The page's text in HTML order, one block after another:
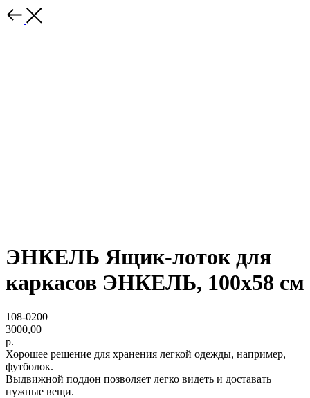
ЭНКЕЛЬ Ящик-лоток для
каркасов ЭНКЕЛЬ, 100х58 см
108-0200
3000,00
р.
Хорошее решение для хранения легкой одежды, например,
футболок.
Выдвижной поддон позволяет легко видеть и доставать
нужные вещи.